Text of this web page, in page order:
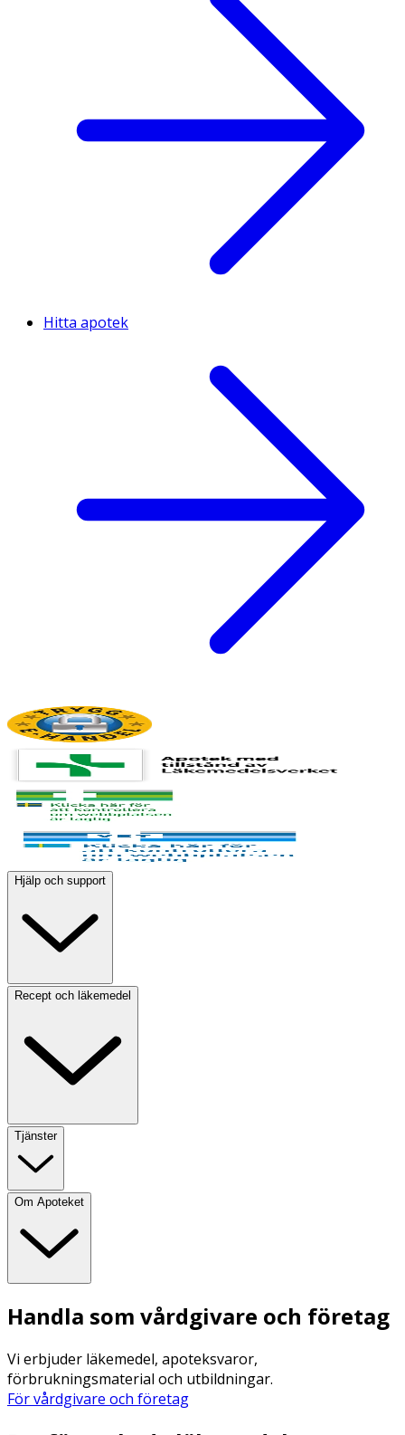
Hitta apotek
Hjälp och support
Recept och läkemedel
Tjänster
Om Apoteket
Handla som vårdgivare och företag
Vi erbjuder läkemedel, apoteksvaror,
förbrukningsmaterial och utbildningar.
För vårdgivare och företag